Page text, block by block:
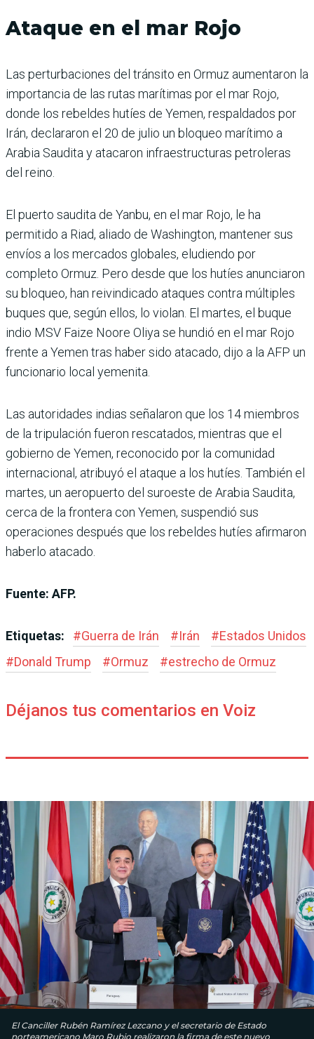
Ataque en el mar Rojo
Las perturbaciones del tránsito en Ormuz aumentaron la
importancia de las rutas marítimas por el mar Rojo,
donde los rebeldes hutíes de Yemen, respaldados por
Irán, declararon el 20 de julio un bloqueo marítimo a
Arabia Saudita y atacaron infraestructuras petroleras
del reino.
El puerto saudita de Yanbu, en el mar Rojo, le ha
permitido a Riad, aliado de Washington, mantener sus
envíos a los mercados globales, eludiendo por
completo Ormuz. Pero desde que los hutíes anunciaron
su bloqueo, han reivindicado ataques contra múltiples
buques que, según ellos, lo violan. El martes, el buque
indio MSV Faize Noore Oliya se hundió en el mar Rojo
frente a Yemen tras haber sido atacado, dijo a la AFP un
funcionario local yemenita.
Las autoridades indias señalaron que los 14 miembros
de la tripulación fueron rescatados, mientras que el
gobierno de Yemen, reconocido por la comunidad
internacional, atribuyó el ataque a los hutíes. También el
martes, un aeropuerto del suroeste de Arabia Saudita,
cerca de la frontera con Yemen, suspendió sus
operaciones después que los rebeldes hutíes afirmaron
haberlo atacado.
Fuente: AFP.
Etiquetas: #Guerra de Irán #Irán #Estados Unidos
#Donald Trump #Ormuz #estrecho de Ormuz
Déjanos tus comentarios en Voiz
El Canciller Rubén Ramírez Lezcano y el secretario de Estado
norteamericano Maro Rubio realizaron la firma de este nuevo